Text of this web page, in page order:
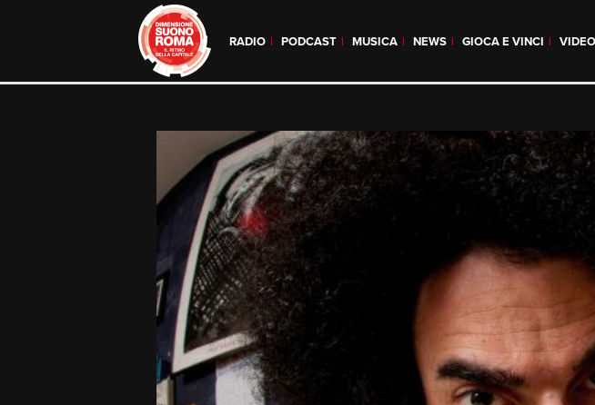
RADIO PODCAST MUSICA NEWS GIOCA E VINCI VIDEO